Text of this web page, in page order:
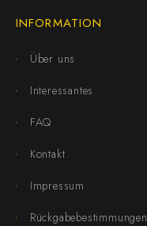
INFORMATION
Über uns
Interessantes
FAQ
Kontakt
Impressum
Rückgabebestimmungen